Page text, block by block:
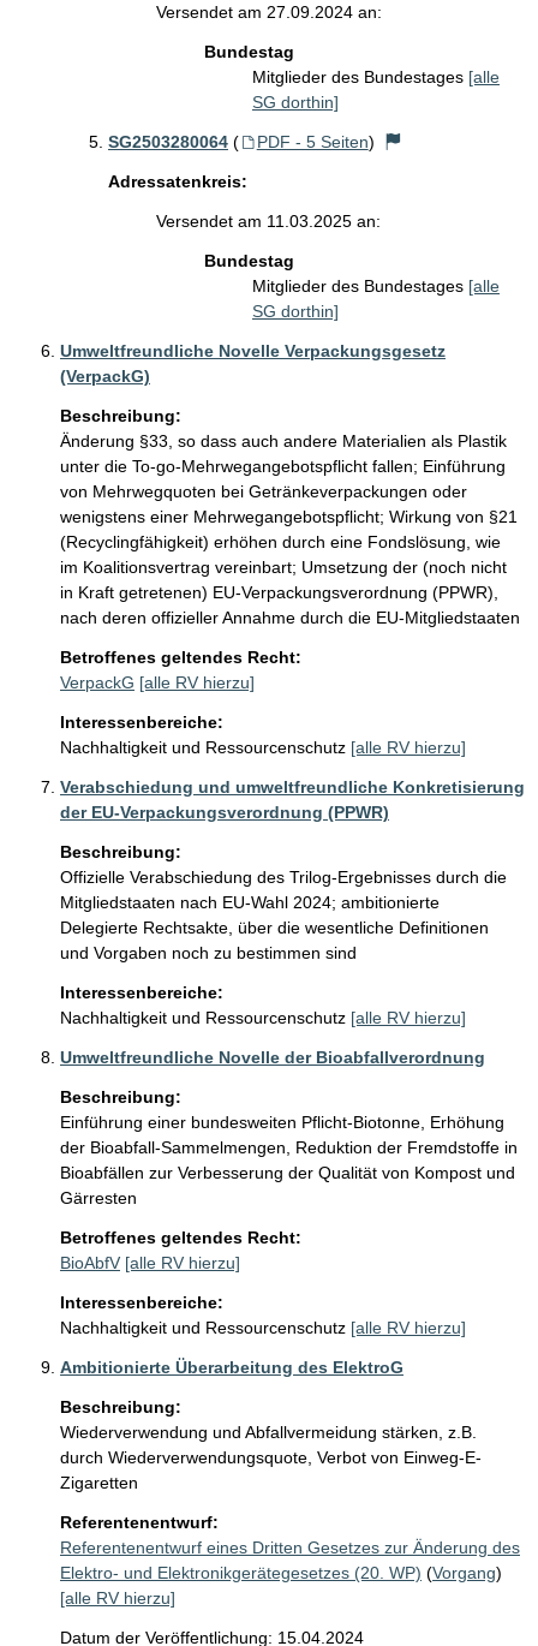
Versendet am 27.09.2024 an:
Bundestag
Mitglieder des Bundestages [alle
SG dorthin]
SG2503280064 ( PDF - 5 Seiten)
Adressatenkreis:
Versendet am 11.03.2025 an:
Bundestag
Mitglieder des Bundestages [alle
SG dorthin]
Umweltfreundliche Novelle Verpackungsgesetz
(VerpackG)
Beschreibung:
Änderung §33, so dass auch andere Materialien als Plastik
unter die To-go-Mehrwegangebotspflicht fallen; Einführung
von Mehrwegquoten bei Getränkeverpackungen oder
wenigstens einer Mehrwegangebotspflicht; Wirkung von §21
(Recyclingfähigkeit) erhöhen durch eine Fondslösung, wie
im Koalitionsvertrag vereinbart; Umsetzung der (noch nicht
in Kraft getretenen) EU-Verpackungsverordnung (PPWR),
nach deren offizieller Annahme durch die EU-Mitgliedstaaten
Betroffenes geltendes Recht:
VerpackG [alle RV hierzu]
Interessenbereiche:
Nachhaltigkeit und Ressourcenschutz [alle RV hierzu]
Verabschiedung und umweltfreundliche Konkretisierung
der EU-Verpackungsverordnung (PPWR)
Beschreibung:
Offizielle Verabschiedung des Trilog-Ergebnisses durch die
Mitgliedstaaten nach EU-Wahl 2024; ambitionierte
Delegierte Rechtsakte, über die wesentliche Definitionen
und Vorgaben noch zu bestimmen sind
Interessenbereiche:
Nachhaltigkeit und Ressourcenschutz [alle RV hierzu]
Umweltfreundliche Novelle der Bioabfallverordnung
Beschreibung:
Einführung einer bundesweiten Pflicht-Biotonne, Erhöhung
der Bioabfall-Sammelmengen, Reduktion der Fremdstoffe in
Bioabfällen zur Verbesserung der Qualität von Kompost und
Gärresten
Betroffenes geltendes Recht:
BioAbfV [alle RV hierzu]
Interessenbereiche:
Nachhaltigkeit und Ressourcenschutz [alle RV hierzu]
Ambitionierte Überarbeitung des ElektroG
Beschreibung:
Wiederverwendung und Abfallvermeidung stärken, z.B.
durch Wiederverwendungsquote, Verbot von Einweg-E-
Zigaretten
Referentenentwurf:
Referentenentwurf eines Dritten Gesetzes zur Änderung des
Elektro- und Elektronikgerätegesetzes (20. WP) (Vorgang)
[alle RV hierzu]
Datum der Veröffentlichung: 15.04.2024